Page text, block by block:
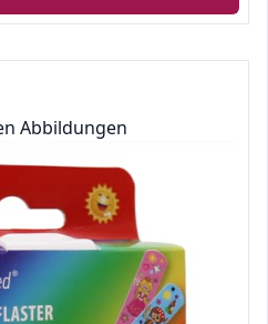
Abbildungen